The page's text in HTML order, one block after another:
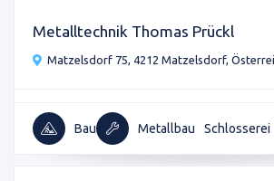
Metalltechnik Thomas Prückl
Matzelsdorf 75, 4212 Matzelsdorf,
Bau Metallbau Schlosserei